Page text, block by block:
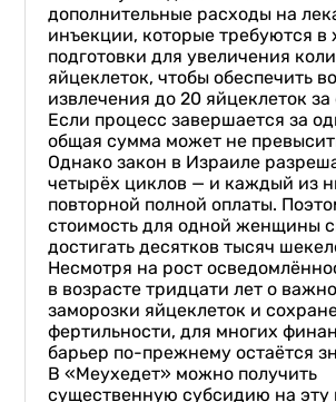
дополнительные расходы на
инъекции, которые требуются в
подготовки для увеличения
яйцеклеток, чтобы обеспечить
извлечения до 20 яйцеклеток
Если процесс завершается за
общая сумма может не
Однако закон в Израиле
четырёх циклов — и каждый из
повторной полной оплаты.
стоимость для одной женщины
достигать десятков тысяч
Несмотря на рост
в возрасте тридцати лет о
заморозки яйцеклеток и
фертильности, для многих
барьер по-прежнему остаётся
В «Меухедет» можно получить
существенную субсидию на эту